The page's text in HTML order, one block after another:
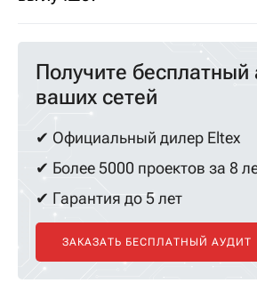
Получите бесплатный
ваших сетей
✔ Официальный дилер Eltex
✔ Более 5000 проектов за 8
✔ Гарантия до 5 лет
ЗАКАЗАТЬ БЕСПЛАТНЫЙ АУДИТ